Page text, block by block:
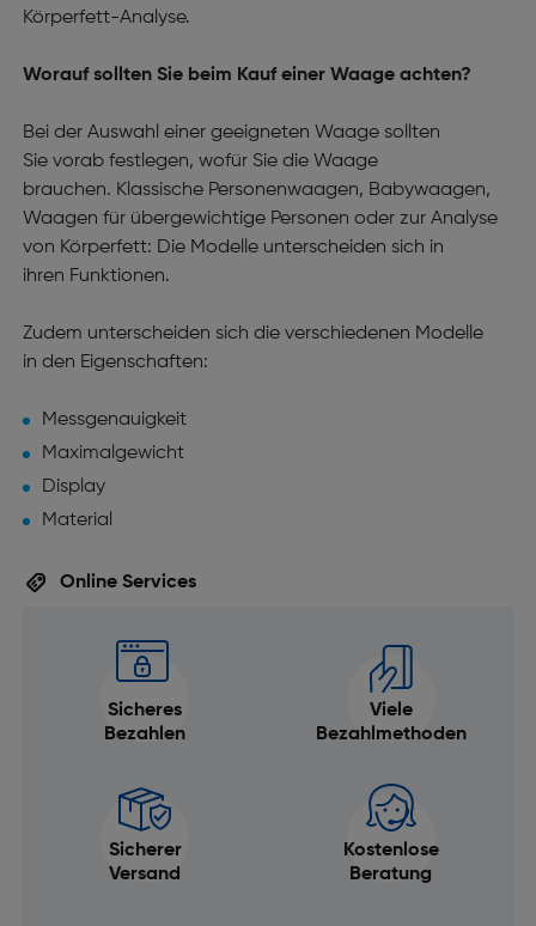
Körperfett-Analyse.
Worauf sollten Sie beim Kauf einer Waage achten?
Bei der Auswahl einer geeigneten Waage sollten
Sie vorab festlegen, wofür Sie die Waage
brauchen. Klassische Personenwaagen, Babywaagen,
Waagen für übergewichtige Personen oder zur Analyse
von Körperfett: Die Modelle unterscheiden sich in
ihren Funktionen.
Zudem unterscheiden sich die verschiedenen Modelle
in den Eigenschaften:
Messgenauigkeit
Maximalgewicht
Display
Material
Online Services
Sicheres
Bezahlen
Viele
Bezahlmethoden
Sicherer
Versand
Kostenlose
Beratung